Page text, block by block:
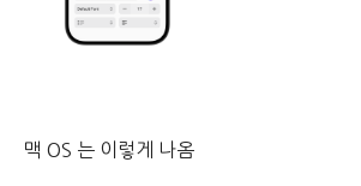
맥 OS 는 이렇게 나옴